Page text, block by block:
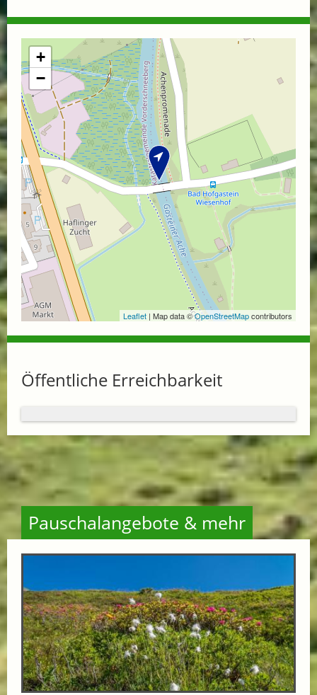
+
−
Leaflet | Map data ©OpenStreetMapcontributors
Öffentliche Erreichbarkeit
Pauschalangebote & mehr